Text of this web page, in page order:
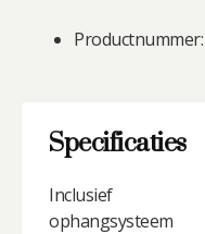
Specificaties
Inclusief
ophangsysteem